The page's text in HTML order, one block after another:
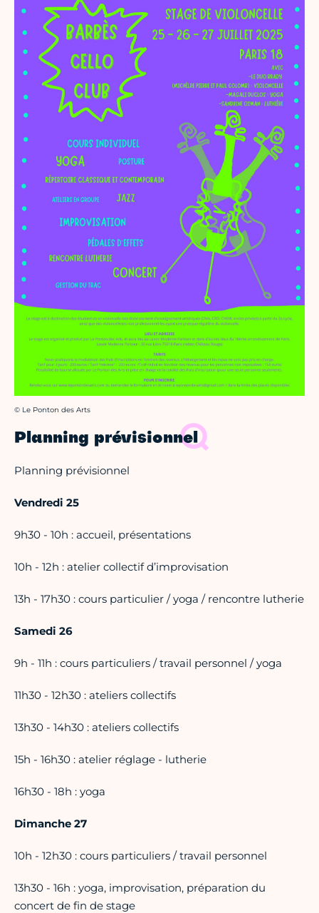
Crédit photo :
© Le Ponton des Arts
Planning prévisionnel
Planning prévisionnel
Vendredi 25
9h30 - 10h : accueil, présentations
10h - 12h : atelier collectif d’improvisation
13h - 17h30 : cours particulier / yoga / rencontre lutherie
Samedi 26
9h - 11h : cours particuliers / travail personnel / yoga
11h30 - 12h30 : ateliers collectifs
13h30 - 14h30 : ateliers collectifs
15h - 16h30 : atelier réglage - lutherie
16h30 - 18h : yoga
Dimanche 27
10h - 12h30 : cours particuliers / travail personnel
13h30 - 16h : yoga, improvisation, préparation du
concert de fin de stage